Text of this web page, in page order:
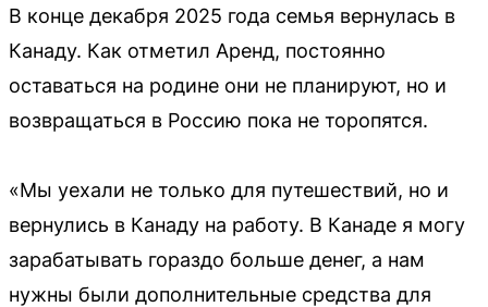
В конце декабря 2025 года семья вернулась в
Канаду. Как отметил Аренд, постоянно
оставаться на родине они не планируют, но и
возвращаться в Россию пока не торопятся.
«Мы уехали не только для путешествий, но и
вернулись в Канаду на работу. В Канаде я могу
зарабатывать гораздо больше денег, а нам
нужны были дополнительные средства для